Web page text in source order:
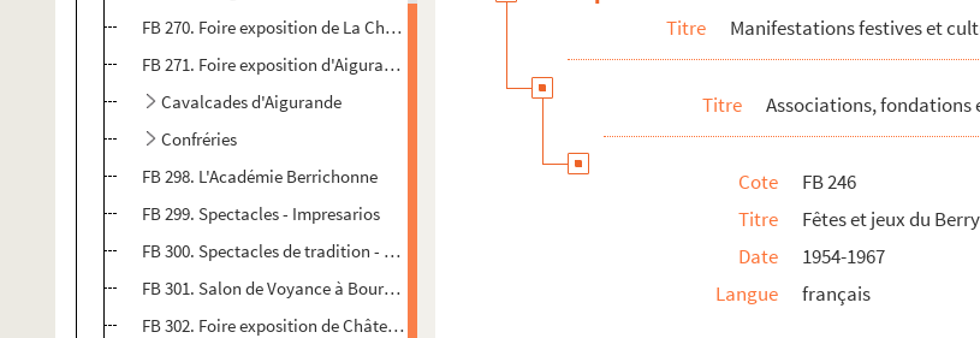
FB 270. Foire exposition de La Châtre
FB 271. Foire exposition d'Aigurande
Cavalcades d'Aigurande
Confréries
FB 298. L'Académie Berrichonne
FB 299. Spectacles - Impresarios
FB 300. Spectacles de tradition - Le Berry
FB 301. Salon de Voyance à Bourges
FB 302. Foire exposition de Châteauroux
Titre Manifestations festives et
Titre Associations, fondations
Cote
FB 246
Titre
Fêtes et jeux du Berry
Date
1954-1967
Langue
français